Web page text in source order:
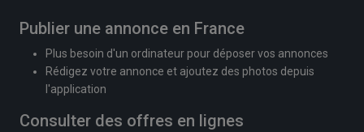
Publier une annonce en France
Plus besoin d'un ordinateur pour déposer vos annonces
Rédigez votre annonce et ajoutez des photos depuis
l'application
Consulter des offres en lignes